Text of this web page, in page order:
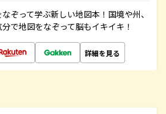
ぞって学ぶ新しい地図本！国境や州、
で地図をなぞって脳もイキイキ！
詳細を見る